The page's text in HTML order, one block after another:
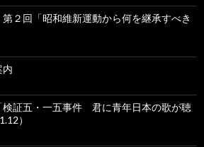
２回「昭和維新運動から何を継承すべき
内
検証五・一五事件 君に青年日本の歌が聴
）